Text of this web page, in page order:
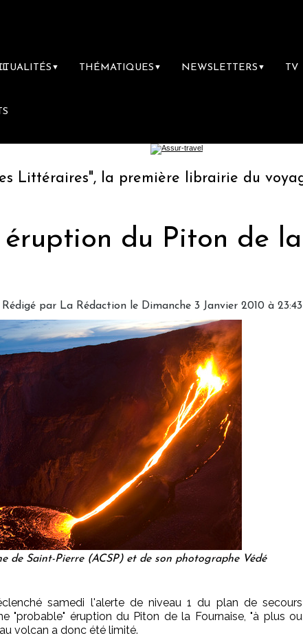
▼ THÉMATIQUES ▼ NEWSLETTERS ▼ TV
la première librairie du voyage
éruption du Piton de la
Rédigé par La Rédaction le Dimanche 3 Janvier 2010 à 23:43
de Saint-Pierre (ACSP) et de son photographe Védé
samedi l'alerte de niveau 1 du plan de secours
"probable" éruption du Piton de la Fournaise, "à plus ou
volcan a donc été limité.